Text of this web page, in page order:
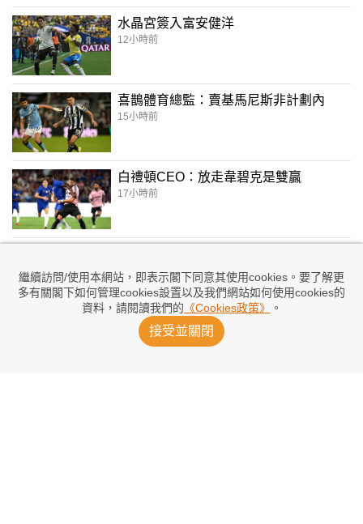
繼續訪問/使用本網站，即表示閣下同意其使用cookies。要了解更
多有關閣下如何管理cookies設置以及我們網站如何使用cookies的
資料，請閱讀我們的 《Cookies政策》 。
接受並關閉
水晶宮簽入富安健洋
12小時前
喜鵲體育總監：賣基馬尼斯非計劃內
15小時前
白禮頓CEO：放走韋碧克是雙贏
17小時前
19小時前
拜仁啟德友賽2：1挫維拉
20小時前